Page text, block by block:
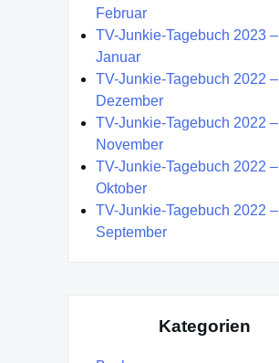
Februar
TV-Junkie-Tagebuch 2023 –
Januar
TV-Junkie-Tagebuch 2022 –
Dezember
TV-Junkie-Tagebuch 2022 –
November
TV-Junkie-Tagebuch 2022 –
Oktober
TV-Junkie-Tagebuch 2022 –
September
Kategorien